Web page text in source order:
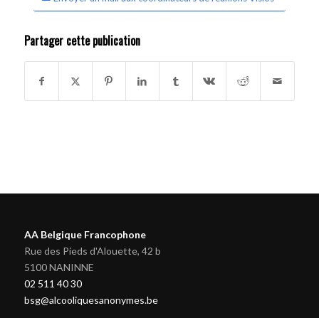
Partager cette publication
AA Belgique Francophone
Rue des Pieds d'Alouette, 42 b
5100 NANINNE
02 511 40 30
bsg@alcooliquesanonymes.be